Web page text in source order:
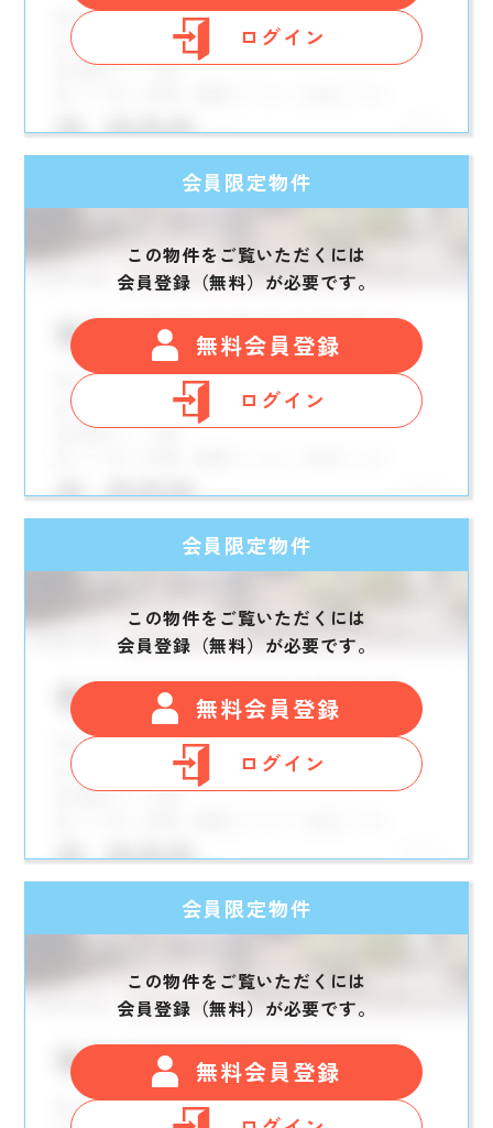
ログイン
会員限定物件
この物件をご覧いただくには
会員登録（無料）が必要です。
無料会員登録
ログイン
会員限定物件
この物件をご覧いただくには
会員登録（無料）が必要です。
無料会員登録
ログイン
会員限定物件
この物件をご覧いただくには
会員登録（無料）が必要です。
無料会員登録